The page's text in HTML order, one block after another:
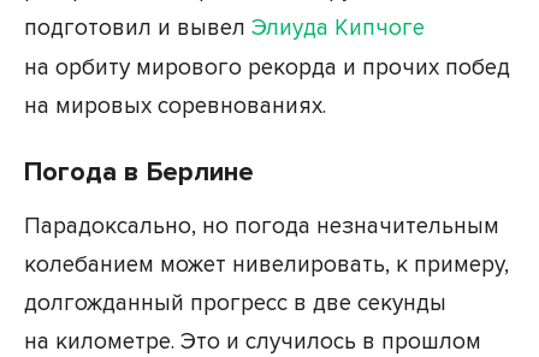
подготовил и вывел Элиуда Кипчоге
на орбиту мирового рекорда и прочих побед
на мировых соревнованиях.
Погода в Берлине
Парадоксально, но погода незначительным
колебанием может нивелировать, к примеру,
долгожданный прогресс в две секунды
на километре. Это и случилось в прошлом